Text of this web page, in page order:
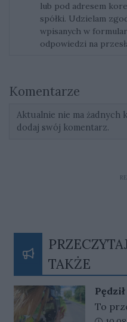
lub pod adresem
spółki. Udzielam
wpisanych w
odpowiedzi na
Komentarze
Aktualnie nie ma żadnych
dodaj swój komentarz.
TAKŻE
To